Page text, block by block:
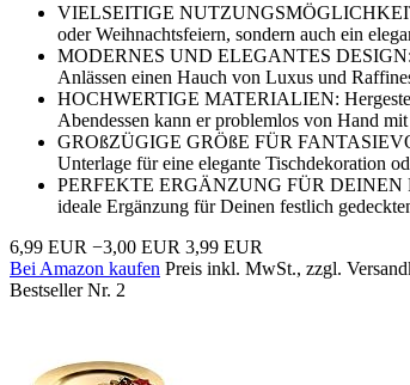
VIELSEITIGE
oder Weihnachtsfeiern, sondern auch ein
MODERNES UND ELEGANTES DESIGN:
Anlässen einen Hauch von Luxus und
HOCHWERTIGE MATERIALIEN:
Abendessen kann er problemlos von Hand
GROßZÜGIGE GRÖßE FÜR
Unterlage für eine elegante Tischdekoration
PERFEKTE ERGÄNZUNG FÜR DEINEN
ideale Ergänzung für Deinen festlich
6,99 EUR −3,00 EUR 3,99 EUR
Bei Amazon kaufen Preis inkl. MwSt., zzgl.
Bestseller Nr. 2